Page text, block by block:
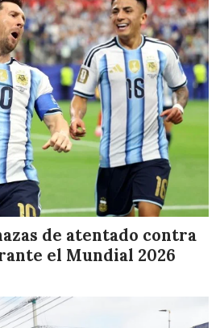
de atentado contra
el Mundial 2026